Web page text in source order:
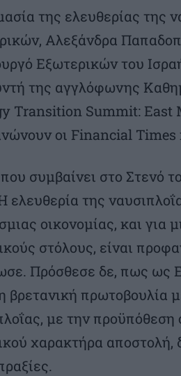
της ελευθερίας της
Αλεξάνδρα
Εξωτερικών του
της αγγλόφωνης
Transition Summit: East
οι Financial Times
συμβαίνει στο Στενό
ελευθερία της
οικονομίας, και
στόλους, είναι
Πρόσθεσε δε, πως ως
βρετανική πρωτοβουλία
με την προϋπόθεση
χαρακτήρα αποστολή,